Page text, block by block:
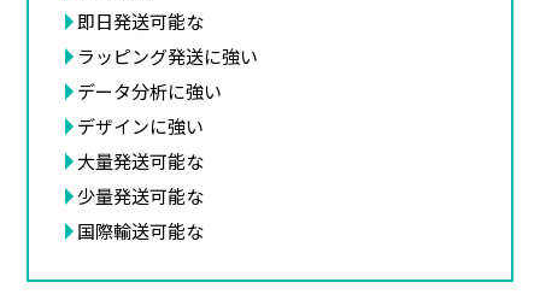
即日発送可能な
ラッピング発送に強い
データ分析に強い
デザインに強い
大量発送可能な
少量発送可能な
国際輸送可能な